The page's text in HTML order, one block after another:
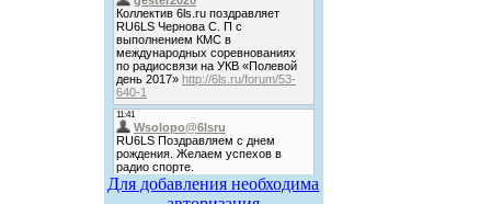
Для добавления необходима